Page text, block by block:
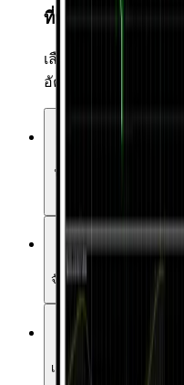
ที่ปรึกษาผู้เชี่ยวชาญ
เลือกที่ปรึกษาผู้เชี่ยวช
อัตโนมัติของคุณ
ครอบคลุ
ฟอเร็กซ์ สินค้าโภคภัณฑ์
ประเภทคำสั่
จัดการตำแหน่งของคุณด้
เข้าสู่ตลาดได้ทันทีและทุก